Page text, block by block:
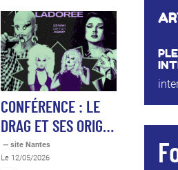
CONFÉRENCE : LE
DRAG ET SES ORIG…
— site Nantes
Le 12/05/2026